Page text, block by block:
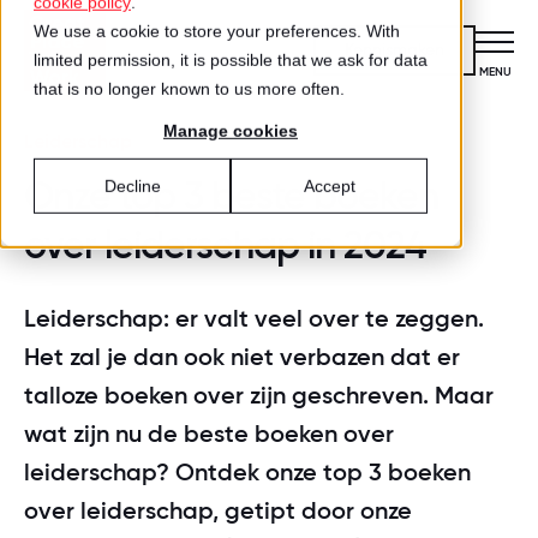
We use a cookie to store your preferences. With
limited permission, it is possible that we ask for data
that is no longer known to us more often.
Manage cookies
Accept
Decline
Kennismaken
MENU
CLOSE
VOOR ORGANISATIES
Wat is certificering?
VOOR MEDEWERKERS
Gecertificeerde organisaties
TEST
Is jouw organisatie een great place
to work?
Diensten
Certificering
Best Workplaces
Culture Coaching
ZO WERKT HET
Hoe werkt het?
Aanmelden
LIJSTEN
Best Workplaces™ Nederland
Inspiratie
Blog
Over ons
Ons verhaal
Onze top 3 beste boeken
over leiderschap in 2024
Leiderschap: er valt veel over te zeggen.
Het zal je dan ook niet verbazen dat er
talloze boeken over zijn geschreven. Maar
wat zijn nu de beste boeken over
leiderschap? Ontdek onze top 3 boeken
over leiderschap, getipt door onze